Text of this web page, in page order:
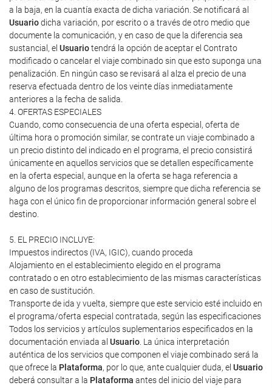
a la baja, en la cuantía exacta de dicha variación. Se notificará al
Usuariodicha variación, por escrito o a través de otro medio que
documente la comunicación, y en caso de que la diferencia sea
sustancial, el Usuariotendrá la opción de aceptar el Contrato
modificado o cancelar el viaje combinado sin que esto suponga una
penalización. En ningún caso se revisará al alza el precio de una
reserva efectuada dentro de los veinte días inmediatamente
anteriores a la fecha de salida.
4. OFERTAS ESPECIALES
Cuando, como consecuencia de una oferta especial, oferta de
última hora o promoción similar, se contrate un viaje combinado a
un precio distinto del indicado en el programa, el precio consistirá
únicamente en aquellos servicios que se detallen específicamente
en la oferta especial, aunque en la oferta se haga referencia a
alguno de los programas descritos, siempre que dicha referencia se
haga con el único fin de proporcionar información general sobre el
destino.
5. EL PRECIO INCLUYE:
Impuestos indirectos (IVA, IGIC), cuando proceda
Alojamiento en el establecimiento elegido en el programa
contratado o en otro establecimiento de las mismas características
en caso de sustitución.
Transporte de ida y vuelta, siempre que este servicio esté incluido en
el programa/oferta especial contratada, según las especificaciones
Todos los servicios y artículos suplementarios especificados en la
documentación enviada al Usuario . La única interpretación
auténtica de los servicios que componen el viaje combinado será la
que ofrece la Plataforma, por lo que, ante cualquier duda, el Usuario
deberá consultar a la Plataforma antes del inicio del viaje para